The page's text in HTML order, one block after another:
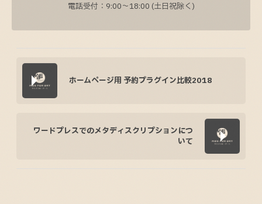
電話受付：9:00～18:00 (土日祝除く)
ホームページ用 予約プラグイン比較2018
ワードプレスでのメタディスクリプションにつ
いて